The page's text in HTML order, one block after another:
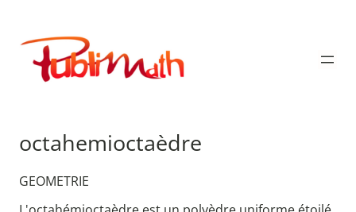
contenu
Publimath
octahemioctaèdre
GEOMETRIE